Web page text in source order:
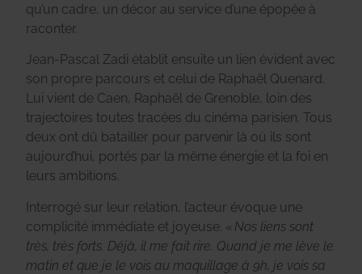
qu’un cadre, un décor au service d’une épopée à
raconter.
Jean-Pascal Zadi établit ensuite un lien évident avec
son propre parcours et celui de Raphaël Quenard.
Lui vient de Caen, Raphaël de Grenoble, loin des
trajectoires toutes tracées du cinéma parisien. Tous
deux ont dû batailler pour parvenir là où ils sont
aujourd’hui, portés par la même énergie et la foi en
leurs ambitions.
Interrogé sur leur relation, l’acteur évoque une
complicité immédiate et joyeuse. « Nos liens sont
très, très forts. Déjà, il me fait rire. Quand je me lève le
matin et que je le vois au maquillage à 9h, je vois sa